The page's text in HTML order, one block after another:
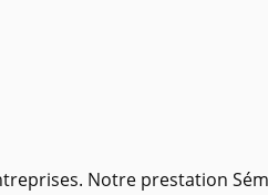
Notre prestation